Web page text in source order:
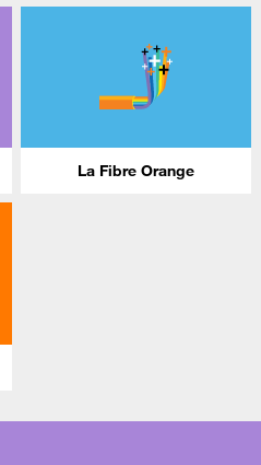
La Fibre Orange